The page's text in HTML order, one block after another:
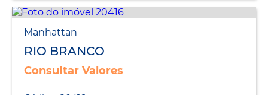
Manhattan
RIO BRANCO
Consultar Valores